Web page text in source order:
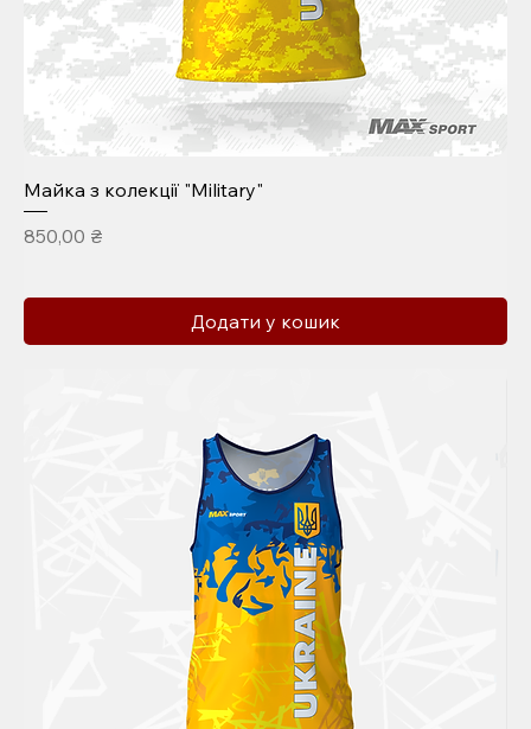
Майка з колекції "Military"
Ціна
850,00 ₴
Додати у кошик